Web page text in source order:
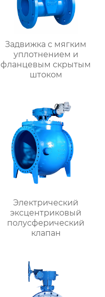
Задвижка с мягким
уплотнением и
фланцевым скрытым
штоком
Электрический
эксцентриковый
полусферический
клапан